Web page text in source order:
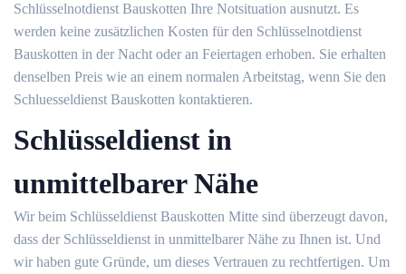
Schlüsselnotdienst Bauskotten Ihre Notsituation ausnutzt. Es
werden keine zusätzlichen Kosten für den Schlüsselnotdienst
Bauskotten in der Nacht oder an Feiertagen erhoben. Sie erhalten
denselben Preis wie an einem normalen Arbeitstag, wenn Sie den
Schluesseldienst Bauskotten kontaktieren.
Schlüsseldienst in
unmittelbarer Nähe
Wir beim Schlüsseldienst Bauskotten Mitte sind überzeugt davon,
dass der Schlüsseldienst in unmittelbarer Nähe zu Ihnen ist. Und
wir haben gute Gründe, um dieses Vertrauen zu rechtfertigen. Um